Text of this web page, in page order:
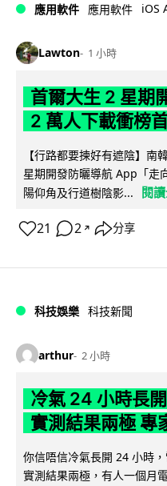
應用軟件 應用軟件 iOS
Lawton 1 小時
首爾大生 2 星期
2 萬人下載衝榜
【行路都要揀好有遮陰】
星期開發防曬導航 App「走
陽仰角及行道樹陰影...
閱
21 2 ↗ 分享
科技娛樂 科技新聞
arthur 2 小時
冷氣 24 小時長
實測結果兩極 專
你信唔信冷氣長開 24 小時
實測結果兩極，有人一個月